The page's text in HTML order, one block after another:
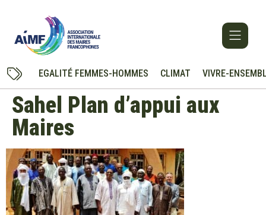
EGALITÉ FEMMES-HOMMES CLIMAT VIVRE-
Sahel Plan d’appui aux
Maires